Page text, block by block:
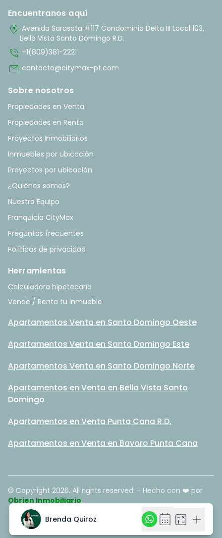
Brenda Quiroz calendar_month calculate add
Brenda Quiroz calendar_month calculate add
Encuentranos aquí
home_pin Avenida Sarasota #117 Condominio Delta III Local 103,
Bella Vista Santo Domingo R.D.
phone_in_talk +1(809)381-2221
mail contacto@citymax-pt.com
Sobre nosotros
Propiedades en Venta
Propiedades en Renta
Proyectos Inmobiliarios
Inmuebles por ubicación
Proyectos por ubicación
¿Quiénes somos?
Nuestro Equipo
Franquicia CityMax
Preguntas frecuentes
Políticas de privacidad
Herramientas
Calculadora hipotecaria
Vende / Renta tu inmueble
Apartamentos Venta en Santo Domingo Oeste
Apartamentos Venta en Santo Domingo Este
Apartamentos Venta en Santo Domingo Norte
Apartamentos en Venta en Bella Vista Santo
Domingo
Apartamentos en Venta Punta Cana R.D.
Apartamentos en Venta en Bavaro Punta Cana
© Copyright 2026. All rights reserved. - Hecho con ❤️ por
Obrien Inmobiliario.